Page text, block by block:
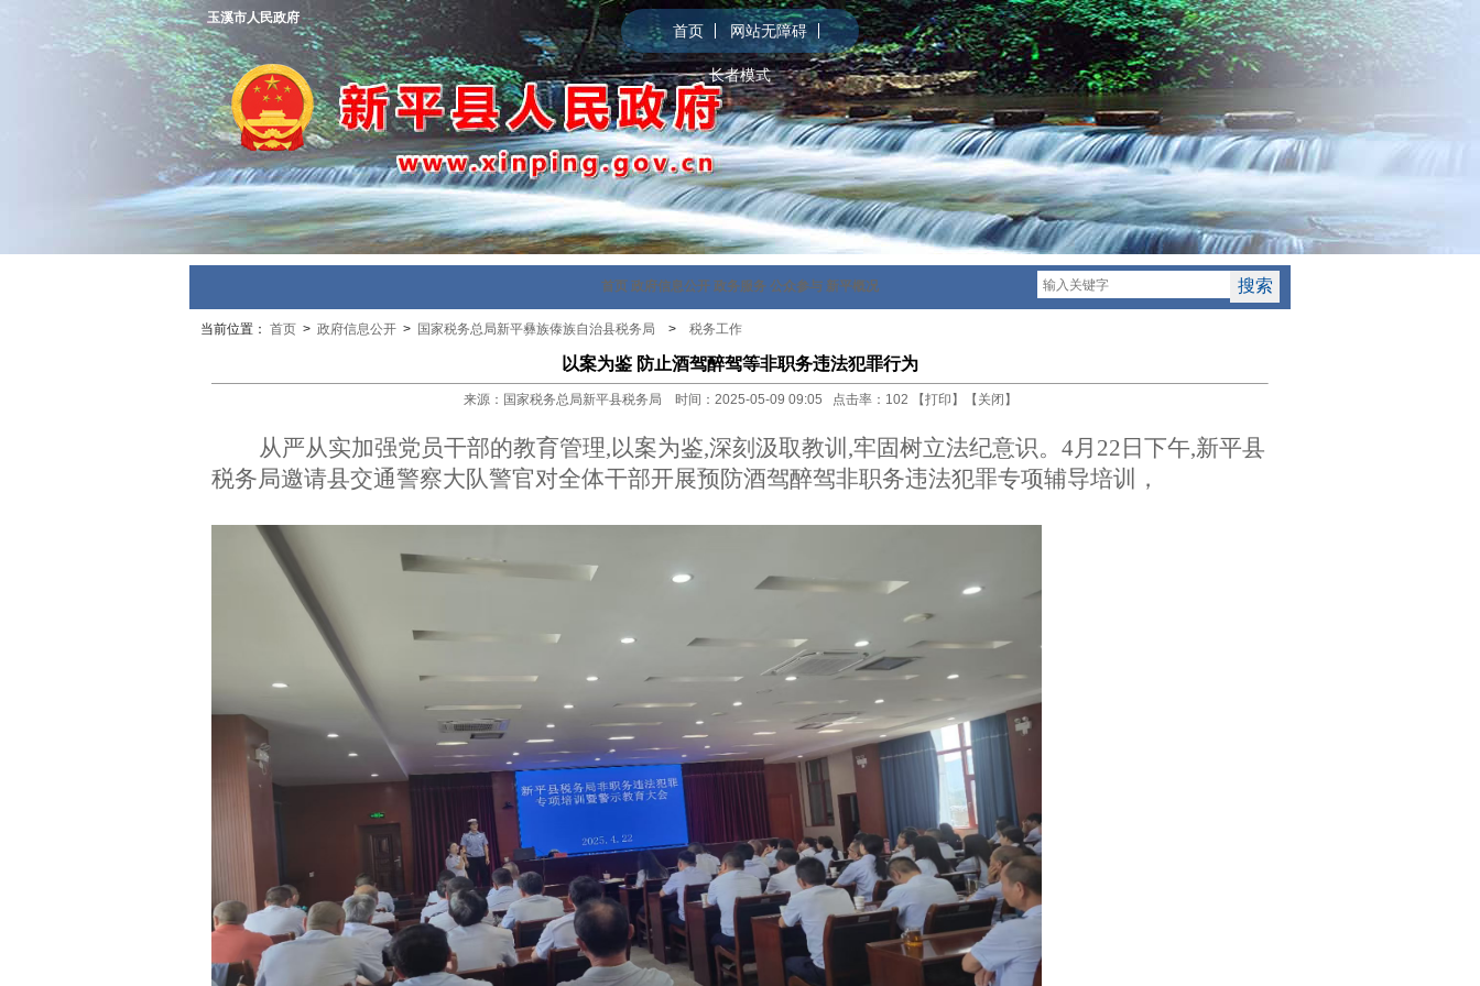
首页 网站无障碍
长者模式
玉溪市人民政府
首页 政府信息公开 政务服务 公众参与 新平概况
当前位置： 首页 > 政府信息公开 > 国家税务总局新平彝族傣族自治县税务局 > 税务工作
以案为鉴 防止酒驾醉驾等非职务违法犯罪行为
来源：国家税务总局新平县税务局 时间：2025-05-09 09:05 点击率： 102 【打印 】【 关闭 】
从严从实加强党员干部的教育管理,以案为鉴,深刻汲取教训,牢固树立法纪意识。4月22日下午,新平县
税务局邀请县交通警察大队警官对全体干部开展预防酒驾醉驾非职务违法犯罪专项辅导培训，